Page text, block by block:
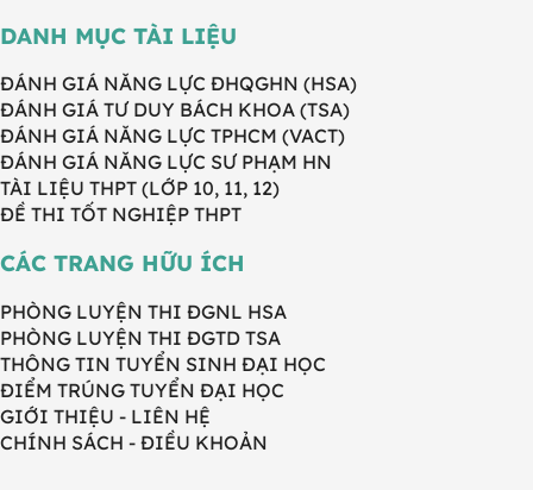
DANH MỤC TÀI LIỆU
ĐÁNH GIÁ NĂNG LỰC ĐHQGHN (HSA)
ĐÁNH GIÁ TƯ DUY BÁCH KHOA (TSA)
ĐÁNH GIÁ NĂNG LỰC TPHCM (VACT)
ĐÁNH GIÁ NĂNG LỰC SƯ PHẠM HN
TÀI LIỆU THPT (LỚP 10, 11, 12)
ĐỀ THI TỐT NGHIỆP THPT
CÁC TRANG HỮU ÍCH
PHÒNG LUYỆN THI ĐGNL HSA
PHÒNG LUYỆN THI ĐGTD TSA
THÔNG TIN TUYỂN SINH ĐẠI HỌC
ĐIỂM TRÚNG TUYỂN ĐẠI HỌC
GIỚI THIỆU - LIÊN HỆ
CHÍNH SÁCH - ĐIỀU KHOẢN